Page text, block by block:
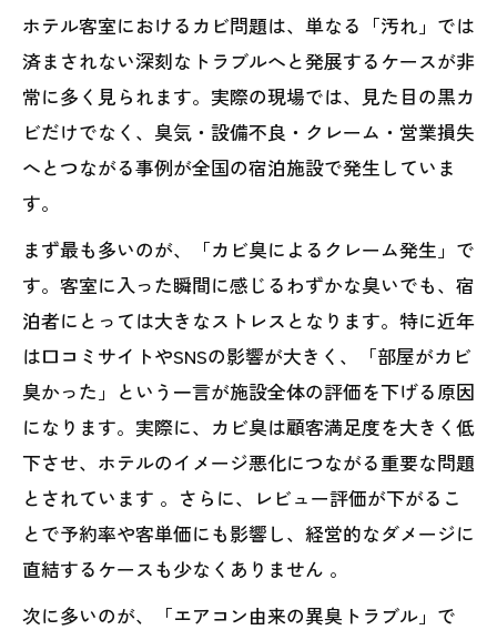
ホテル客室におけるカビ問題は、単なる「汚れ」では
済まされない深刻なトラブルへと発展するケースが非
常に多く見られます。実際の現場では、見た目の黒カ
ビだけでなく、臭気・設備不良・クレーム・営業損失
へとつながる事例が全国の宿泊施設で発生していま
す。
まず最も多いのが、「カビ臭によるクレーム発生」で
す。客室に入った瞬間に感じるわずかな臭いでも、宿
泊者にとっては大きなストレスとなります。特に近年
は口コミサイトやSNSの影響が大きく、「部屋がカビ
臭かった」という一言が施設全体の評価を下げる原因
になります。実際に、カビ臭は顧客満足度を大きく低
下させ、ホテルのイメージ悪化につながる重要な問題
とされています 。さらに、レビュー評価が下がるこ
とで予約率や客単価にも影響し、経営的なダメージに
直結するケースも少なくありません 。
次に多いのが、「エアコン由来の異臭トラブル」で